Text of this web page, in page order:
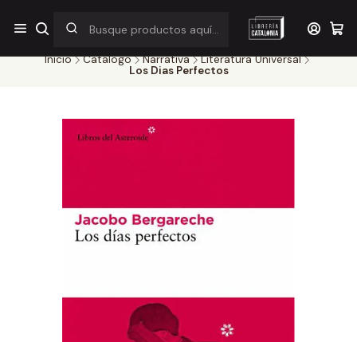
¡Por pocos días! Despacho a $1.000 en RM por compras sobre
$38.000
Inicio Catálogo Narrativa
Literatura Universal
Los Dias Perfectos